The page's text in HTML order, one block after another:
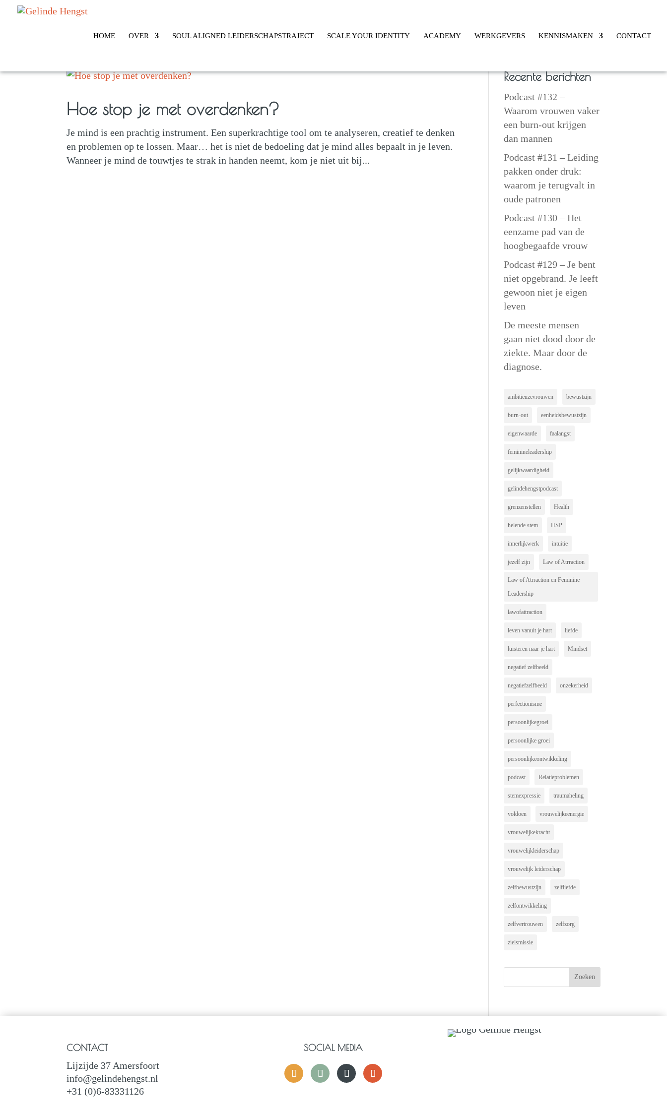
HOME OVER SOUL ALIGNED LEIDERSCHAPSTRAJECT SCALE YOUR IDENTITY ACADEMY WERKGEVERS KENNISMAKEN CONTACT
Hoe stop je met overdenken?
Je mind is een prachtig instrument. Een superkrachtige tool om te analyseren, creatief te denken
en problemen op te lossen. Maar… het is niet de bedoeling dat je mind alles bepaalt in je leven.
Wanneer je mind de touwtjes te strak in handen neemt, kom je niet uit bij...
Recente berichten
Podcast #132 –
Waarom vrouwen vaker
een burn-out krijgen
dan mannen
Podcast #131 – Leiding
pakken onder druk:
waarom je terugvalt in
oude patronen
Podcast #130 – Het
eenzame pad van de
hoogbegaafde vrouw
Podcast #129 – Je bent
niet opgebrand. Je leeft
gewoon niet je eigen
leven
De meeste mensen
gaan niet dood door de
ziekte. Maar door de
diagnose.
ambitieuzevrouwen bewustzijn
burn-out eenheidsbewustzijn
eigenwaarde faalangst
feminineleadership
gelijkwaardigheid
gelindehengstpodcast
grenzenstellen Health
helende stem HSP
innerlijkwerk intuitie
jezelf zijn Law of Atrraction
Law of Atrraction en Feminine
Leadership
lawofattraction
leven vanuit je hart liefde
luisteren naar je hart Mindset
negatief zelfbeeld
negatiefzelfbeeld onzekerheid
perfectionisme
persoonlijkegroei
persoonlijke groei
persoonlijkeontwikkeling
podcast Relatieproblemen
stemexpressie traumaheling
voldoen vrouwelijkeenergie
vrouwelijkekracht
vrouwelijkleiderschap
vrouwelijk leiderschap
zelfbewustzijn zelfliefde
zelfontwikkeling
zelfvertrouwen zelfzorg
zielsmissie
CONTACT
Lijzijde 37 Amersfoort
info@gelindehengst.nl
+31 (0)6-83331126
SOCIAL MEDIA